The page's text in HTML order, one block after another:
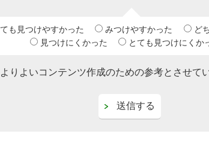
も見つけやすかった みつけやすかった
ど
見つけにくかった
とても見つけにくか
よりよいコンテンツ作成のための参考とさせて